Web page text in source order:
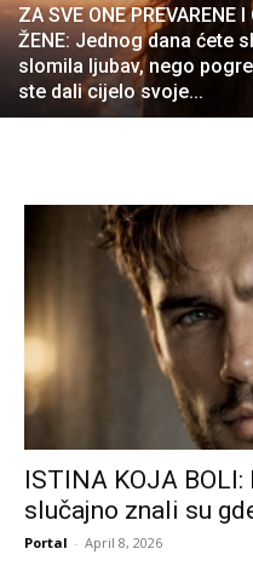
ZA SVE ONE PREVARENE
ŽENE: Jednog dana ćete
slomila ljubav, nego
ste dali cijelo svoje...
ISTINA KOJA
slučajno znali su
Portal - April 8, 2026